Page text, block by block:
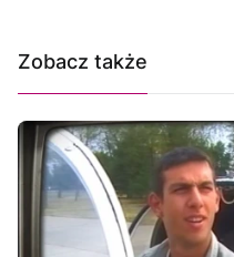
Zobacz także